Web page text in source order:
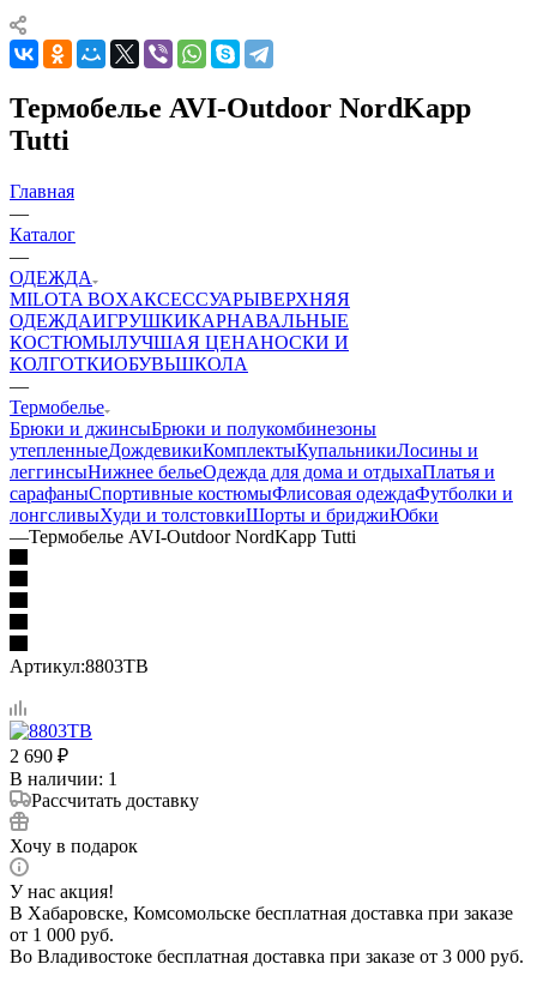
Термобелье AVI-Outdoor NordKapp
Tutti
Главная
—
Каталог
—
ОДЕЖДА
MILOTA BOXАКСЕССУАРЫВЕРХНЯЯ
ОДЕЖДАИГРУШКИКАРНАВАЛЬНЫЕ
КОСТЮМЫЛУЧШАЯ ЦЕНАНОСКИ И
КОЛГОТКИОБУВЬШКОЛА
—
Термобелье
Брюки и джинсыБрюки и полукомбинезоны
утепленныеДождевикиКомплектыКупальникиЛосины и
леггинсыНижнее бельеОдежда для дома и отдыхаПлатья и
сарафаныСпортивные костюмыФлисовая одеждаФутболки и
лонгсливыХуди и толстовкиШорты и бриджиЮбки
—Термобелье AVI-Outdoor NordKapp Tutti
Артикул:8803TB
2 690 ₽
В наличии: 1
Рассчитать доставку
Хочу в подарок
У нас акция!
В Хабаровске, Комсомольске бесплатная доставка при заказе
от 1 000 руб.
Во Владивостоке бесплатная доставка при заказе от 3 000 руб.